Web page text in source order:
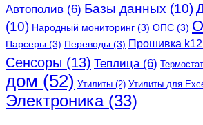
Автополив (6) Базы данных (10)
(10) Народный мониторинг (3) ОПС (3)
Парсеры (3) Переводы (3) Прошивка k12
Сенсоры (13) Теплица(6) Термостат
дом (52) Утилиты (2) Утилиты для
Электроника(33)